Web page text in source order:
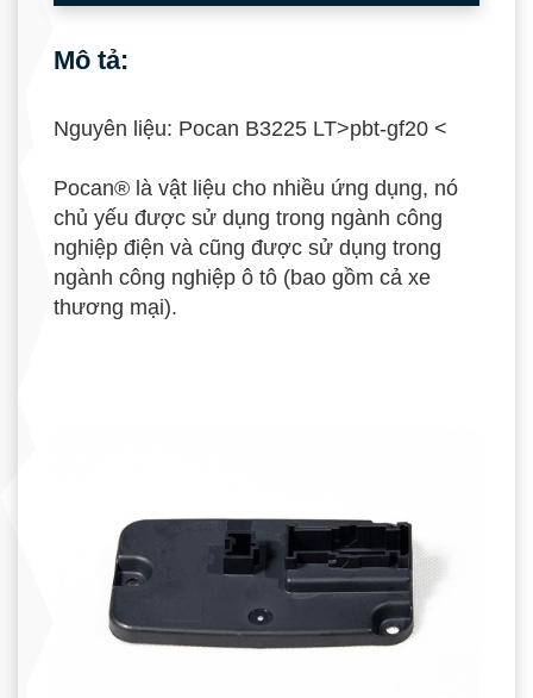
Mô tả:
Nguyên liệu: Pocan B3225 LT>pbt-gf20 <
Pocan® là vật liệu cho nhiều ứng dụng, nó
chủ yếu được sử dụng trong ngành công
nghiệp điện và cũng được sử dụng trong
ngành công nghiệp ô tô (bao gồm cả xe
thương mại).